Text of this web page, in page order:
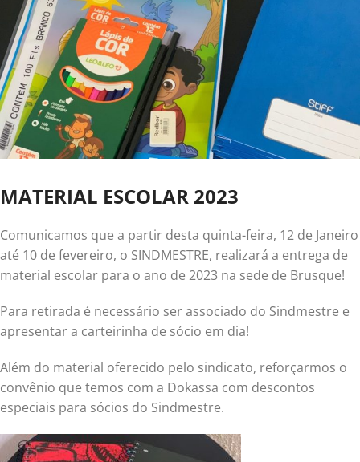
MATERIAL ESCOLAR 2023
Comunicamos que a partir desta quinta-feira, 12 de Janeiro
até 10 de fevereiro, o SINDMESTRE, realizará a entrega de
material escolar para o ano de 2023 na sede de Brusque!
Para retirada é necessário ser associado do Sindmestre e
apresentar a carteirinha de sócio em dia!
Além do material oferecido pelo sindicato, reforçarmos o
convênio que temos com a Dokassa com descontos
especiais para sócios do Sindmestre.